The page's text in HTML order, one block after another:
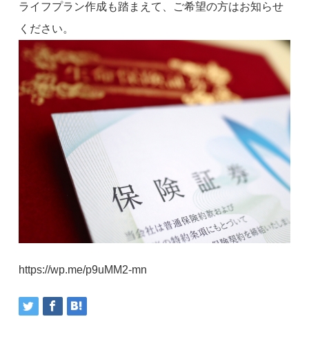
ライフプラン作成も踏まえて、ご希望の方はお知らせ
ください。
https://wp.me/p9uMM2-mn